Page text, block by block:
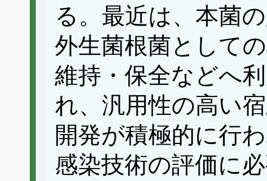
る。最近は、本菌
外生菌根菌として
維持・保全などへ
れ、汎用性の高い
開発が積極的に行
感染技術の評価に